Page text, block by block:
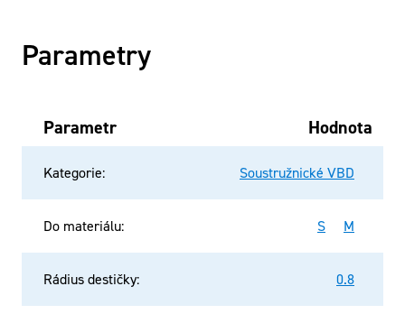
Parametry
Parametr Hodnota
Kategorie: Soustružnické VBD
Do materiálu: S M
Rádius destičky: 0.8